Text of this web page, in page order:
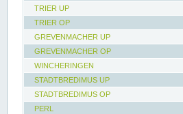
TRIER UP
TRIER OP
GREVENMACHER UP
GREVENMACHER OP
WINCHERINGEN
STADTBREDIMUS UP
STADTBREDIMUS OP
PERL